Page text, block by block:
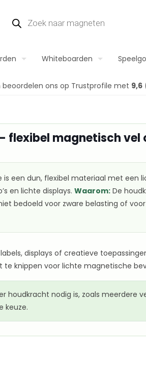
Whiteboarden
beoordelen ons op Trustprofile met 9,6
flexibel magnetisch vel
is een dun, flexibel materiaal met een
en lichte displays.Waarom: De
bedoeld voor zware belasting of
displays of creatieve
knippen voor lichte magnetische
houdkracht nodig is, zoals meerdere
keuze.